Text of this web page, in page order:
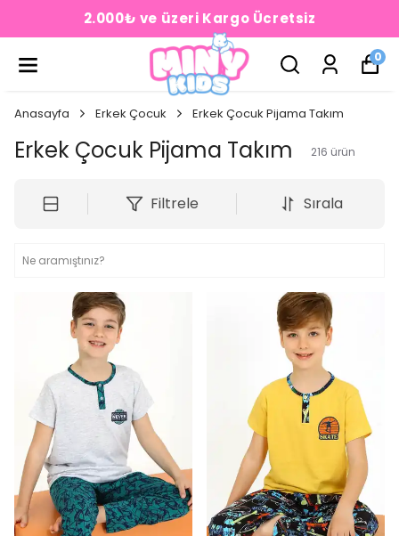
2.000₺ ve üzeri Kargo Ücretsiz
0
Anasayfa Erkek Çocuk Erkek Çocuk Pijama Takım
Erkek Çocuk Pijama Takım 216 ürün
Filtrele Sırala